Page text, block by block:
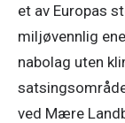
et av Europas
miljøvennlig
nabolag uten
ved Mære